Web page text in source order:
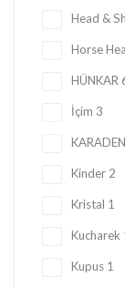
Head &
Horse
HÜNKAR
İçim 3
Kinder 2
Kristal 1
Kucharek
Kupus 1